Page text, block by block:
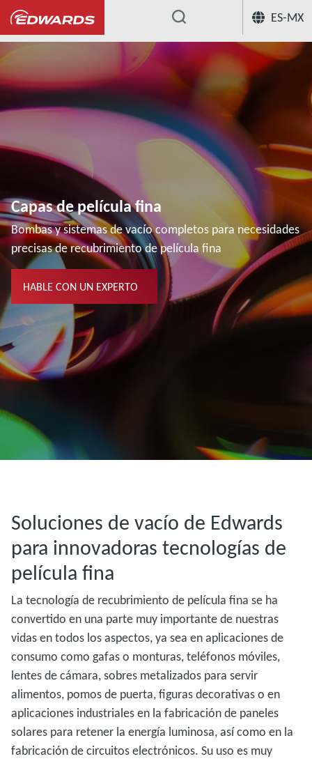
ES-MX
...
Capas de película fina
Bombas y sistemas de vacío completos para necesidades
precisas de recubrimiento de película fina
HABLE CON UN EXPERTO
Soluciones de vacío de Edwards
para innovadoras tecnologías de
película fina
La tecnología de recubrimiento de película fina se ha
convertido en una parte muy importante de nuestras
vidas en todos los aspectos, ya sea en aplicaciones de
consumo como gafas o monturas, teléfonos móviles,
lentes de cámara, sobres metalizados para servir
alimentos, pomos de puerta, figuras decorativas o en
aplicaciones industriales en la fabricación de paneles
solares para retener la energía luminosa, así como en la
fabricación de circuitos electrónicos. Su uso es muy